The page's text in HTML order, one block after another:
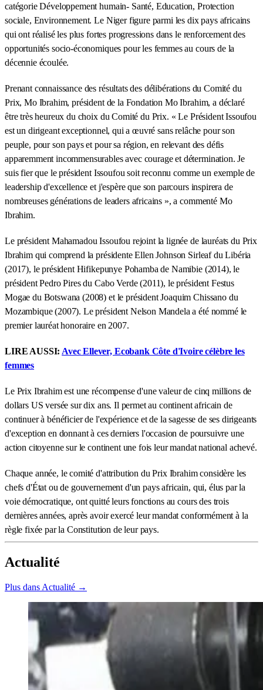
catégorie Développement humain- Santé, Education, Protection
sociale, Environnement. Le Niger figure parmi les dix pays africains
qui ont réalisé les plus fortes progressions dans le renforcement des
opportunités socio-économiques pour les femmes au cours de la
décennie écoulée.
Prenant connaissance des résultats des délibérations du Comité du
Prix, Mo Ibrahim, président de la Fondation Mo Ibrahim, a déclaré
être très heureux du choix du Comité du Prix. « Le Président Issoufou
est un dirigeant exceptionnel, qui a œuvré sans relâche pour son
peuple, pour son pays et pour sa région, en relevant des défis
apparemment incommensurables avec courage et détermination. Je
suis fier que le président Issoufou soit reconnu comme un exemple de
leadership d'excellence et j'espère que son parcours inspirera de
nombreuses générations de leaders africains », a commenté Mo
Ibrahim.
Le président Mahamadou Issoufou rejoint la lignée de lauréats du Prix
Ibrahim qui comprend la présidente Ellen Johnson Sirleaf du Libéria
(2017), le président Hifikepunye Pohamba de Namibie (2014), le
président Pedro Pires du Cabo Verde (2011), le président Festus
Mogae du Botswana (2008) et le président Joaquim Chissano du
Mozambique (2007). Le président Nelson Mandela a été nommé le
premier lauréat honoraire en 2007.
LIRE AUSSI: Avec Ellever, Ecobank Côte d'Ivoire célèbre les
femmes
Le Prix Ibrahim est une récompense d'une valeur de cinq millions de
dollars US versée sur dix ans. Il permet au continent africain de
continuer à bénéficier de l'expérience et de la sagesse de ses dirigeants
d'exception en donnant à ces derniers l'occasion de poursuivre une
action citoyenne sur le continent une fois leur mandat national achevé.
Chaque année, le comité d'attribution du Prix Ibrahim considère les
chefs d'État ou de gouvernement d'un pays africain, qui, élus par la
voie démocratique, ont quitté leurs fonctions au cours des trois
dernières années, après avoir exercé leur mandat conformément à la
règle fixée par la Constitution de leur pays.
Actualité
Plus dans Actualité →